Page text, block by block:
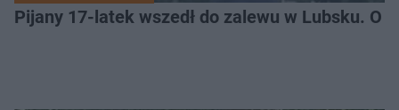
Pijany 17-latek wszedł do zalewu w Lubsku. O